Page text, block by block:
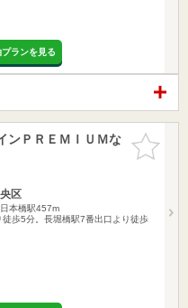
ランを見る
お気に入
りに追加
ＰＲＥＭＩＵＭな
区
本橋駅457m
徒歩5分。長堀橋駅7番出口より徒歩